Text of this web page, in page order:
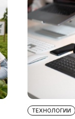
ТЕХНОЛОГИИ